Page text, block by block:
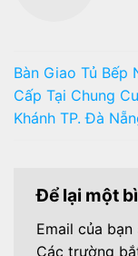
Bàn Giao Tủ Bếp
Cấp Tại Chung
Khánh TP. Đà
Để lại một
Email của
Các trường